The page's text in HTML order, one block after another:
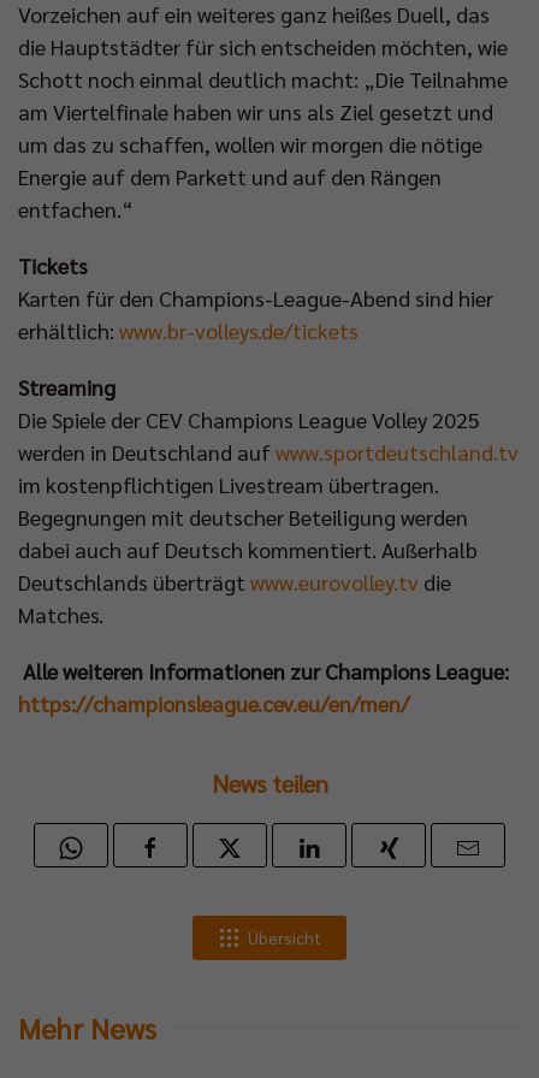
Vorzeichen auf ein weiteres ganz heißes Duell, das
die Hauptstädter für sich entscheiden möchten, wie
Schott noch einmal deutlich macht: „Die Teilnahme
am Viertelfinale haben wir uns als Ziel gesetzt und
um das zu schaffen, wollen wir morgen die nötige
Energie auf dem Parkett und auf den Rängen
entfachen.“
Tickets
Karten für den Champions-League-Abend sind hier
erhältlich: www.br-volleys.de/tickets
Streaming
Die Spiele der CEV Champions League Volley 2025
werden in Deutschland auf www.sportdeutschland.tv
im kostenpflichtigen Livestream übertragen.
Begegnungen mit deutscher Beteiligung werden
dabei auch auf Deutsch kommentiert. Außerhalb
Deutschlands überträgt www.eurovolley.tv die
Matches.
Alle weiteren Informationen zur Champions League:
https://championsleague.cev.eu/en/men/
News teilen
Übersicht
Mehr News